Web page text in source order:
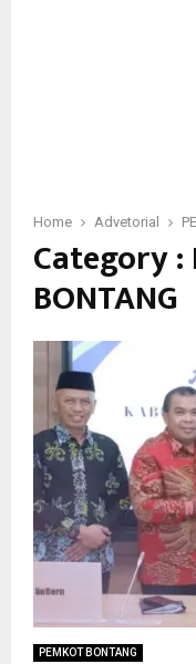
Home Advetorial
Category :
BONTANG
PEMKOT BONTANG